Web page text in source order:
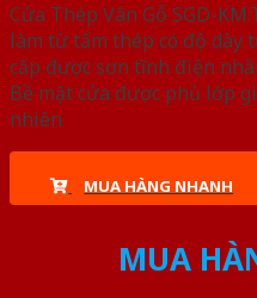
Cửa Thép Vân Gỗ SGD-
làm từ tấm thép có độ dày
cấp được sơn tĩnh điện
Bề mặt cửa được phủ lớp
nhiên
MUA HÀNG NHANH
MUA